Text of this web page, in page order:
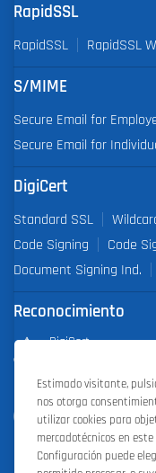
RapidSSL
RapidSSL RapidSSL
S/MIME
Secure Email for
Secure Email for
DigiCert
Standard SSL
Code Signing
Code
Document Signing Ind.
Reconocimiento
DigiCert
Outstanding Sales
2022
Estimado visitante,
nos otorga
utilizar cookies para
mercadotécnicos en
Configuración puede